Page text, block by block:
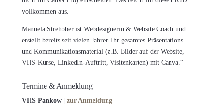
vollkommen aus.
Manuela Strehober ist Webdesignerin & Website Coach und
erstellt bereits seit vielen Jahren Ihr gesamtes Präsentations-
und Kommunikationsmaterial (z.B. Bilder auf der Website,
VHS-Kurse, LinkedIn-Auftritt, Visitenkarten) mit Canva.“
Termine & Anmeldung
VHS Pankow | zur Anmeldung